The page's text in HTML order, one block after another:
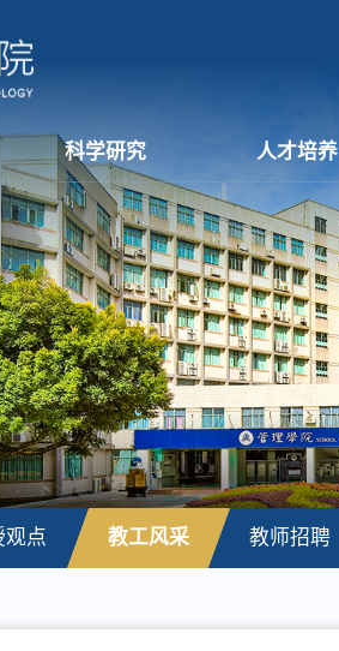
科学研究 人才培养
观点 教工风采 教师招聘